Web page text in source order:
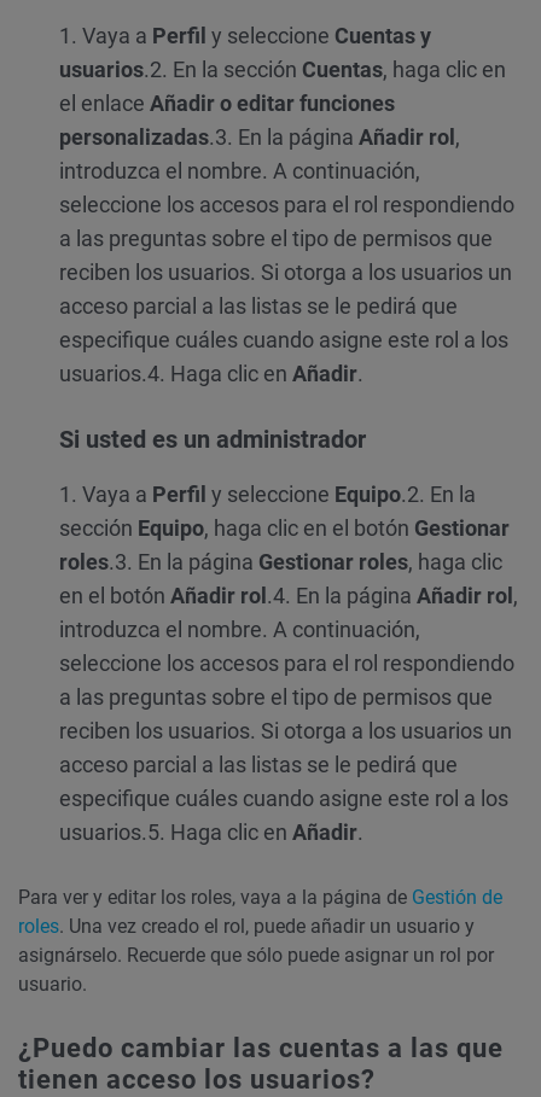
1. Vaya a Perfil y seleccione Cuentas y
usuarios.2. En la sección Cuentas, haga clic en
el enlace Añadir o editar funciones
personalizadas.3. En la página Añadir rol ,
introduzca el nombre. A continuación,
seleccione los accesos para el rol respondiendo
a las preguntas sobre el tipo de permisos que
reciben los usuarios. Si otorga a los usuarios un
acceso parcial a las listas se le pedirá que
especifique cuáles cuando asigne este rol a los
usuarios.4. Haga clic en Añadir.
Si usted es un administrador
1. Vaya a Perfil y seleccione Equipo.2. En la
sección Equipo, haga clic en el botón Gestionar
roles.3. En la página Gestionar roles, haga clic
en el botón Añadir rol .4. En la página Añadir rol ,
introduzca el nombre. A continuación,
seleccione los accesos para el rol respondiendo
a las preguntas sobre el tipo de permisos que
reciben los usuarios. Si otorga a los usuarios un
acceso parcial a las listas se le pedirá que
especifique cuáles cuando asigne este rol a los
usuarios.5. Haga clic en Añadir.
Para ver y editar los roles, vaya a la página de Gestión de
roles. Una vez creado el rol, puede añadir un usuario y
asignárselo. Recuerde que sólo puede asignar un rol por
usuario.
¿Puedo cambiar las cuentas a las que
tienen acceso los usuarios?